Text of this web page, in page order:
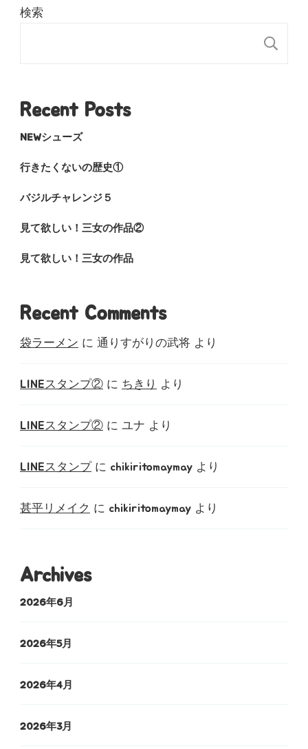
検索
Recent Posts
NEWシューズ
行きたくないの歴史①
バジルチャレンジ５
見て欲しい！三女の作品②
見て欲しい！三女の作品
Recent Comments
袋ラーメン に 通りすがりの武将 より
LINEスタンプ② に ちきり より
LINEスタンプ② に ユナ より
LINEスタンプ に chikiritomaymay より
甚平リメイク に chikiritomaymay より
Archives
2026年6月
2026年5月
2026年4月
2026年3月